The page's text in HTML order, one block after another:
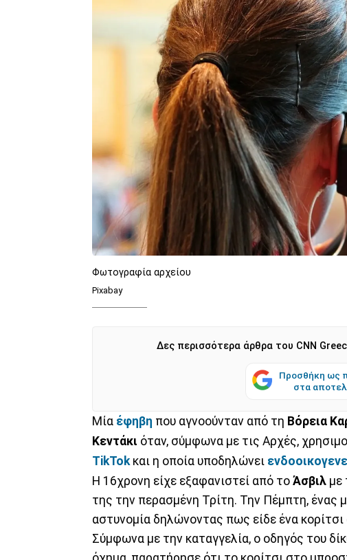
Φωτογραφία αρχείου
Pixabay
Δες περισσότερα άρθρα του CNN
Προσθήκη ως
στα
Μία έφηβη που αγνοούνταν από τη Βόρεια
Κεντάκι όταν, σύμφωνα με τις Αρχές,
TikTok και η οποία υποδηλώνει
Η 16χρονη είχε εξαφανιστεί από το Άσβιλ με
της την περασμένη Τρίτη. Την Πέμπτη, ένας
αστυνομία δηλώνοντας πως είδε ένα
Σύμφωνα με την καταγγελία, ο οδηγός του